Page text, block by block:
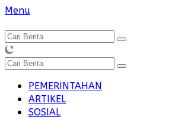
Langsung
konten
Menu
PEMERINTAHAN
ARTIKEL
SOSIAL